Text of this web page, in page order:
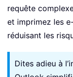
requête
et imprimez les
réduisant les
Dites adieu à